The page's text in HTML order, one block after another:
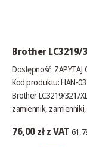
Brother LC3219/
Dostępność: ZAPYTAJ
Kod produktu: HAN-
Brother LC3219/
zamiennik,
76,00 zł z VAT